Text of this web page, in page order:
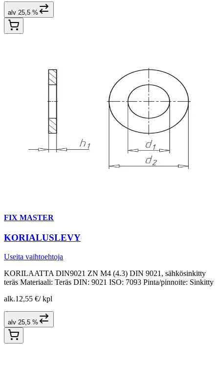
alv 25,5 %
FIX MASTER
KORIALUSLEVY
Useita vaihtoehtoja
KORILAATTA DIN9021 ZN M4 (4.3) DIN 9021, sähkösinkitty
teräs Materiaali: Teräs DIN: 9021 ISO: 7093 Pinta/pinnoite: Sinkitty
alk.12,55 €/ kpl
alv 25,5 %